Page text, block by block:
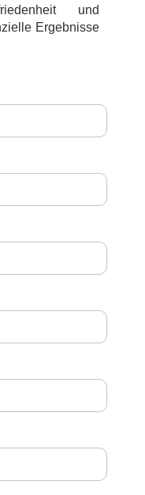
und
Ergebnisse